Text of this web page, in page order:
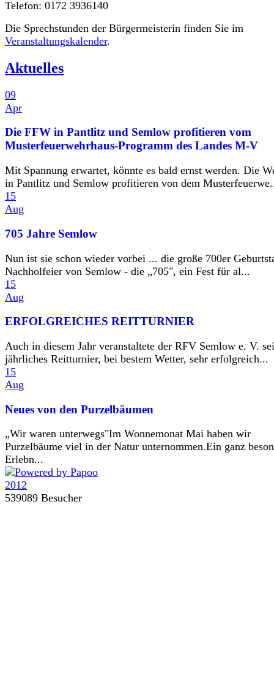
Telefon: 0172 3936140
Die Sprechstunden der Bürgermeisterin finden Sie im
Veranstaltungskalender.
Aktuelles
09
Apr
Die FFW in Pantlitz und Semlow profitieren vom
Musterfeuerwehrhaus-Programm des Landes M-V
Mit Spannung erwartet, könnte es bald ernst werden. Die
in Pantlitz und Semlow profitieren von dem
15
Aug
705 Jahre Semlow
Nun ist sie schon wieder vorbei ... die große 700er
Nachholfeier von Semlow - die „705", ein Fest für al...
15
Aug
ERFOLGREICHES REITTURNIER
Auch in diesem Jahr veranstaltete der RFV Semlow e. V.
jährliches Reitturnier, bei bestem Wetter, sehr erfolgreich...
15
Aug
Neues von den Purzelbäumen
„Wir waren unterwegs"Im Wonnemonat Mai haben wir
Purzelbäume viel in der Natur unternommen.Ein ganz
Erlebn...
539089 Besucher